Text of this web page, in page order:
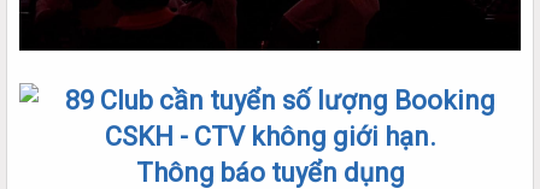
Thông báo tuyển dụng